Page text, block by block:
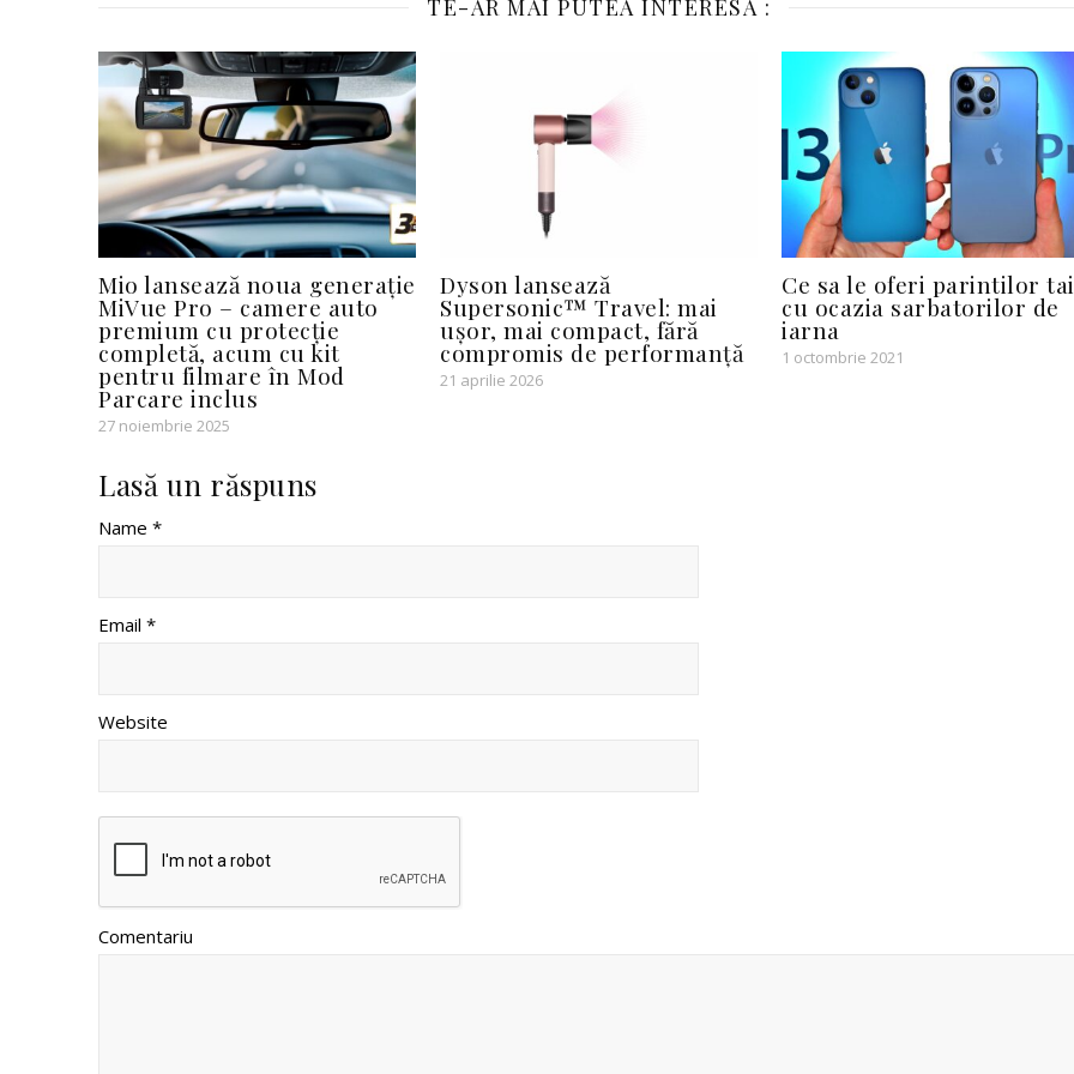
TE-AR MAI PUTEA INTERESA :
Mio lansează noua generație
MiVue Pro – camere auto
premium cu protecție
completă, acum cu kit
pentru filmare în Mod
Parcare inclus
27 noiembrie 2025
Dyson lansează
Supersonic™ Travel: mai
ușor, mai compact, fără
compromis de performanță
21 aprilie 2026
Ce sa le oferi parintilor tai
cu ocazia sarbatorilor de
iarna
1 octombrie 2021
Lasă un răspuns
Name *
Email *
Website
Comentariu